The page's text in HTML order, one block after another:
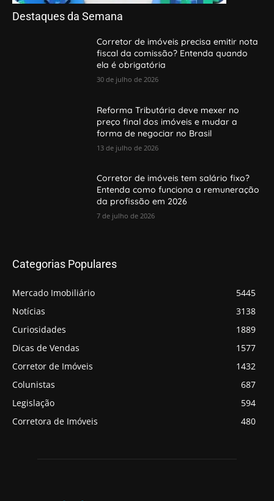
Destaques da Semana
Corretor de imóveis precisa emitir nota
fiscal da comissão? Entenda quando
ela é obrigatória
30 de julho de 2026
Reforma Tributária deve mexer no
preço final dos imóveis e mudar a
forma de negociar no Brasil
13 de julho de 2026
Corretor de imóveis tem salário fixo?
Entenda como funciona a remuneração
da profissão em 2026
7 de julho de 2026
Categorias Populares
Mercado Imobiliário
5445
Notícias
3138
Curiosidades
1889
Dicas de Vendas
1577
Corretor de Imóveis
1432
Colunistas
687
Legislação
594
Corretora de Imóveis
480